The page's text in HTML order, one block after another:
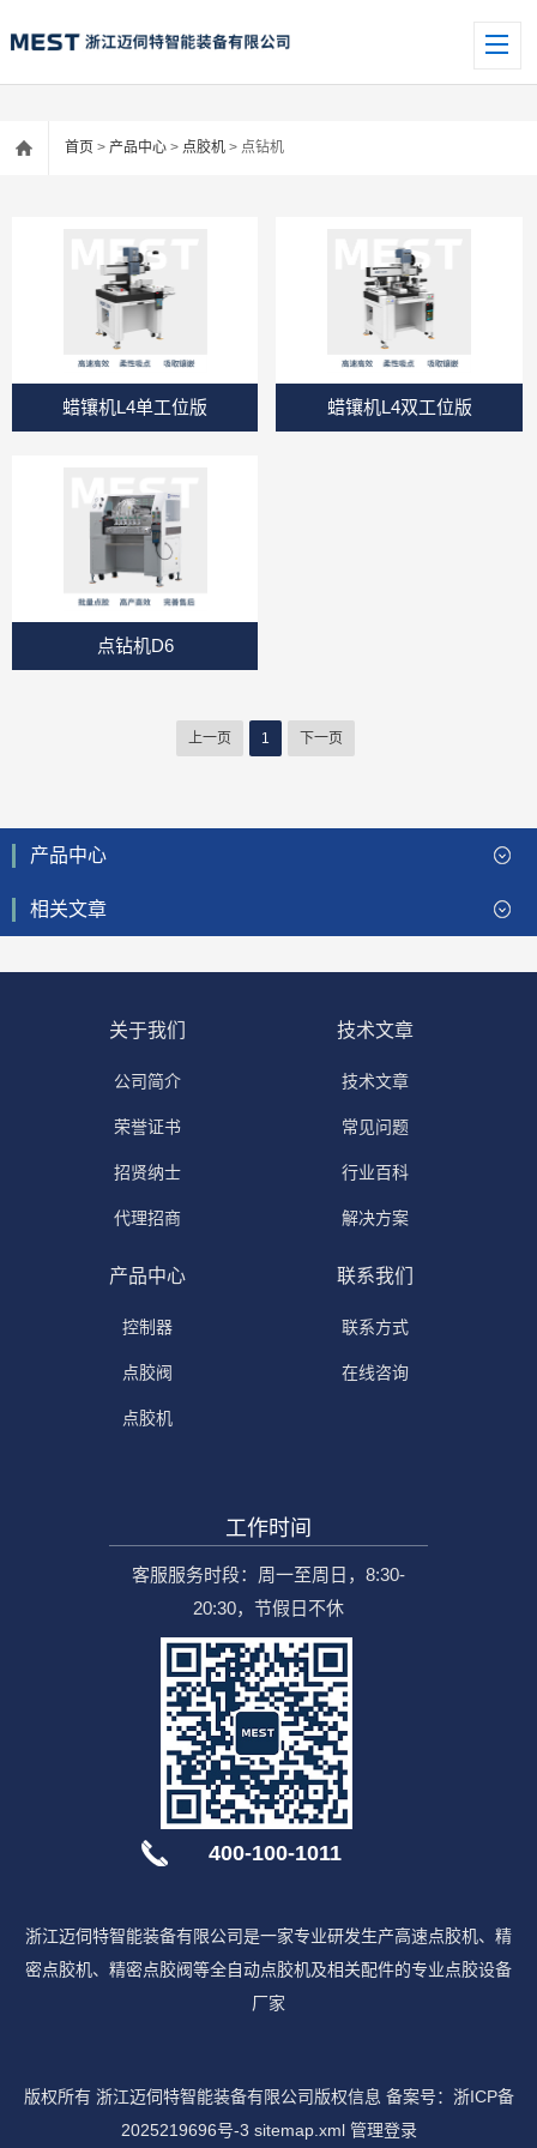
首页 > 产品中心 > 点胶机 > 点钻机
蜡镶机L4单工位版 蜡镶机L4双工位版
点钻机D6
上一页 1 下一页
产品中心
相关文章
关于我们
公司简介
荣誉证书
招贤纳士
代理招商
技术文章
技术文章
常见问题
行业百科
解决方案
产品中心
控制器
点胶阀
点胶机
联系我们
联系方式
在线咨询
工作时间
客服服务时段：周一至周日，8:30-
20:30，节假日不休
400-100-1011
浙江迈伺特智能装备有限公司是一家专业研发生产高速点胶机、精
密点胶机、精密点胶阀等全自动点胶机及相关配件的专业点胶设备
厂家
版权所有 浙江迈伺特智能装备有限公司版权信息 备案号： 浙ICP备
2025219696号-3 sitemap.xml 管理登录